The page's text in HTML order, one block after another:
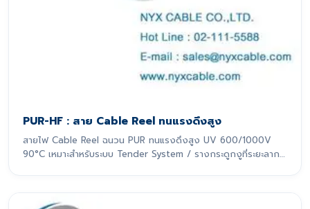
PUR-HF : สาย Cable Reel ทนแรงดึงสูง
สายไฟ Cable Reel ฉนวน PUR ทนแรงดึงสูง UV 600/1000V
90°C เหมาะสำหรับระบบ Tender System / รางกระดูกงูที่ระยะลาก